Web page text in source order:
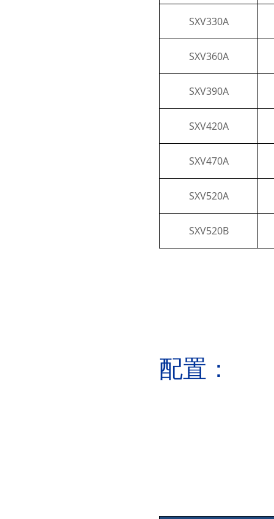
SXV330A
SXV360A
SXV390A
SXV420A
SXV470A
SXV520A
SXV520B
配置：